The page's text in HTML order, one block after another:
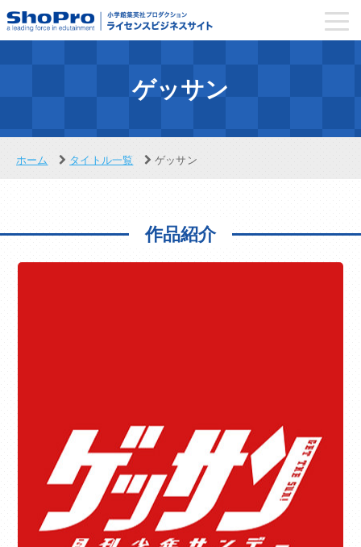
ゲッサン
ホーム タイトル一覧 ゲッサン
作品紹介